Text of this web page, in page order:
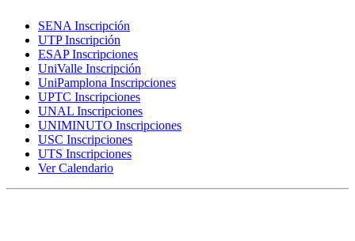
SENA Inscripción
UTP Inscripción
ESAP Inscripciones
UniValle Inscripción
UniPamplona Inscripciones
UPTC Inscripciones
UNAL Inscripciones
UNIMINUTO Inscripciones
USC Inscripciones
UTS Inscripciones
Ver Calendario